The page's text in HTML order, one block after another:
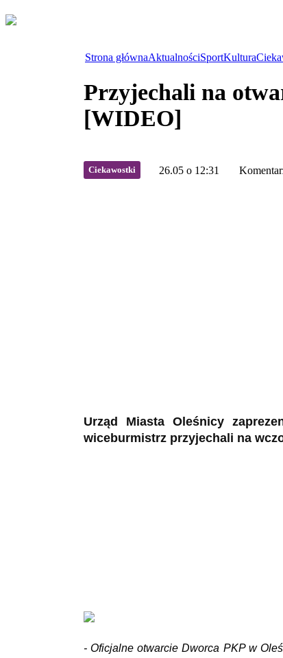
Strona głównaAktualnościSportKultura
Przyjechali na
[WIDEO]
Ciekawostki 26.05 o 12:31
Urząd Miasta Oleśnicy
wiceburmistrz przyjechali na
- Oficjalne otwarcie Dworca PKP w